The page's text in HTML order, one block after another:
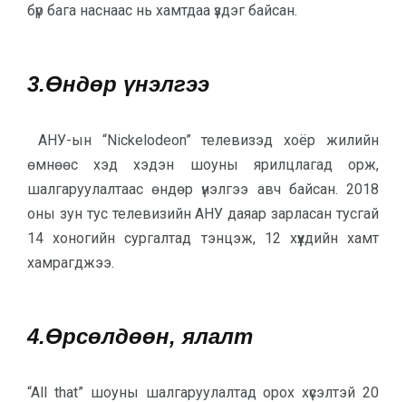
бүр бага наснаас нь хамтдаа үздэг байсан.
3.Өндөр үнэлгээ
АНУ-ын “Nickelodeon” телевизэд хоёр жилийн
өмнөөс хэд хэдэн шоуны ярилцлагад орж,
шалгаруулалтаас өндөр үнэлгээ авч байсан. 2018
оны зун тус телевизийн АНУ даяар зарласан тусгай
14 хоногийн сургалтад тэнцэж, 12 хүүхдийн хамт
хамрагджээ.
4.Өрсөлдөөн, ялалт
“All that” шоуны шалгаруулалтад орох хүсэлтэй 20